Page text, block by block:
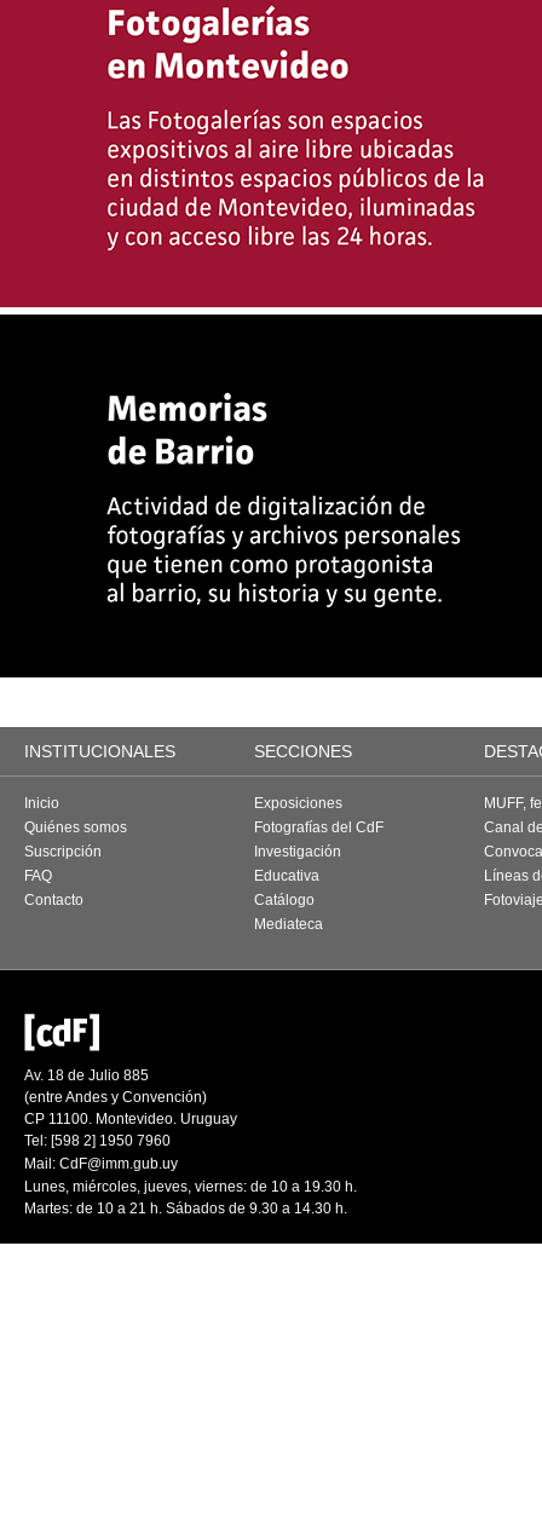
INSTITUCIONALES SECCIONES
Inicio
Quiénes somos
Suscripción
FAQ
Contacto
Exposiciones
Fotografías del CdF
Investigación
Educativa
Catálogo
Mediateca
MUFF,
Canal
Líneas
Av. 18 de Julio 885
(entre Andes y Convención)
CP 11100. Montevideo. Uruguay
Tel: [598 2] 1950 7960
Mail: CdF@imm.gub.uy
Lunes, miércoles, jueves, viernes: de 10 a 19.30 h.
Martes: de 10 a 21 h. Sábados de 9.30 a 14.30 h.